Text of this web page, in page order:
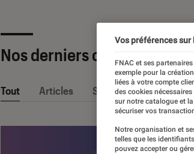
Nos derniers contenus
Tout Articles Sélections et guides
Vos préférences sur
FNAC et ses
exemple pour la
liées à votre compte
des cookies
sur notre catalogue et
sécuriser vos
Notre organisation et
telles que les
pouvez accepter ou